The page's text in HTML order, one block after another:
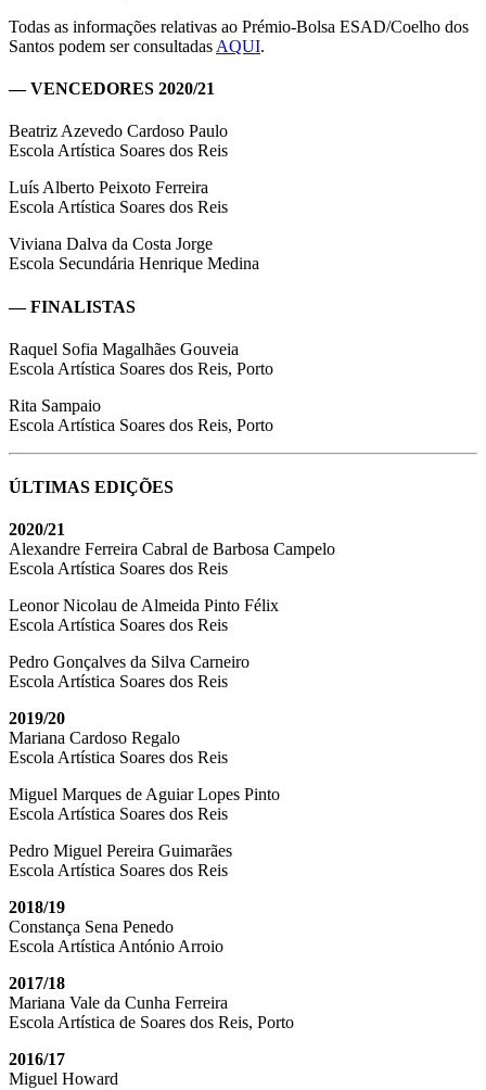
Todas as informações relativas ao Prémio-Bolsa ESAD/Coelho dos
Santos podem ser consultadas AQUI.
— VENCEDORES 2020/21
Beatriz Azevedo Cardoso Paulo
Escola Artística Soares dos Reis
Luís Alberto Peixoto Ferreira
Escola Artística Soares dos Reis
Viviana Dalva da Costa Jorge
Escola Secundária Henrique Medina
— FINALISTAS
Raquel Sofia Magalhães Gouveia
Escola Artística Soares dos Reis, Porto
Rita Sampaio
Escola Artística Soares dos Reis, Porto
ÚLTIMAS EDIÇÕES
2020/21
Alexandre Ferreira Cabral de Barbosa Campelo
Escola Artística Soares dos Reis
Leonor Nicolau de Almeida Pinto Félix
Escola Artística Soares dos Reis
Pedro Gonçalves da Silva Carneiro
Escola Artística Soares dos Reis
2019/20
Mariana Cardoso Regalo
Escola Artística Soares dos Reis
Miguel Marques de Aguiar Lopes Pinto
Escola Artística Soares dos Reis
Pedro Miguel Pereira Guimarães
Escola Artística Soares dos Reis
2018/19
Constança Sena Penedo
Escola Artística António Arroio
2017/18
Mariana Vale da Cunha Ferreira
Escola Artística de Soares dos Reis, Porto
2016/17
Miguel Howard